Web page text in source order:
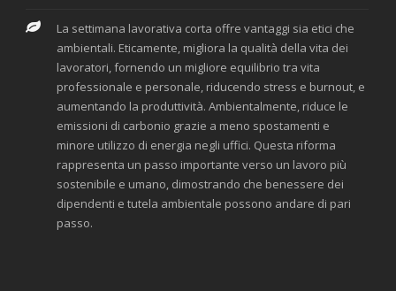
La settimana lavorativa corta offre vantaggi sia etici che
ambientali. Eticamente, migliora la qualità della vita dei
lavoratori, fornendo un migliore equilibrio tra vita
professionale e personale, riducendo stress e burnout, e
aumentando la produttività. Ambientalmente, riduce le
emissioni di carbonio grazie a meno spostamenti e
minore utilizzo di energia negli uffici. Questa riforma
rappresenta un passo importante verso un lavoro più
sostenibile e umano, dimostrando che benessere dei
dipendenti e tutela ambientale possono andare di pari
passo.